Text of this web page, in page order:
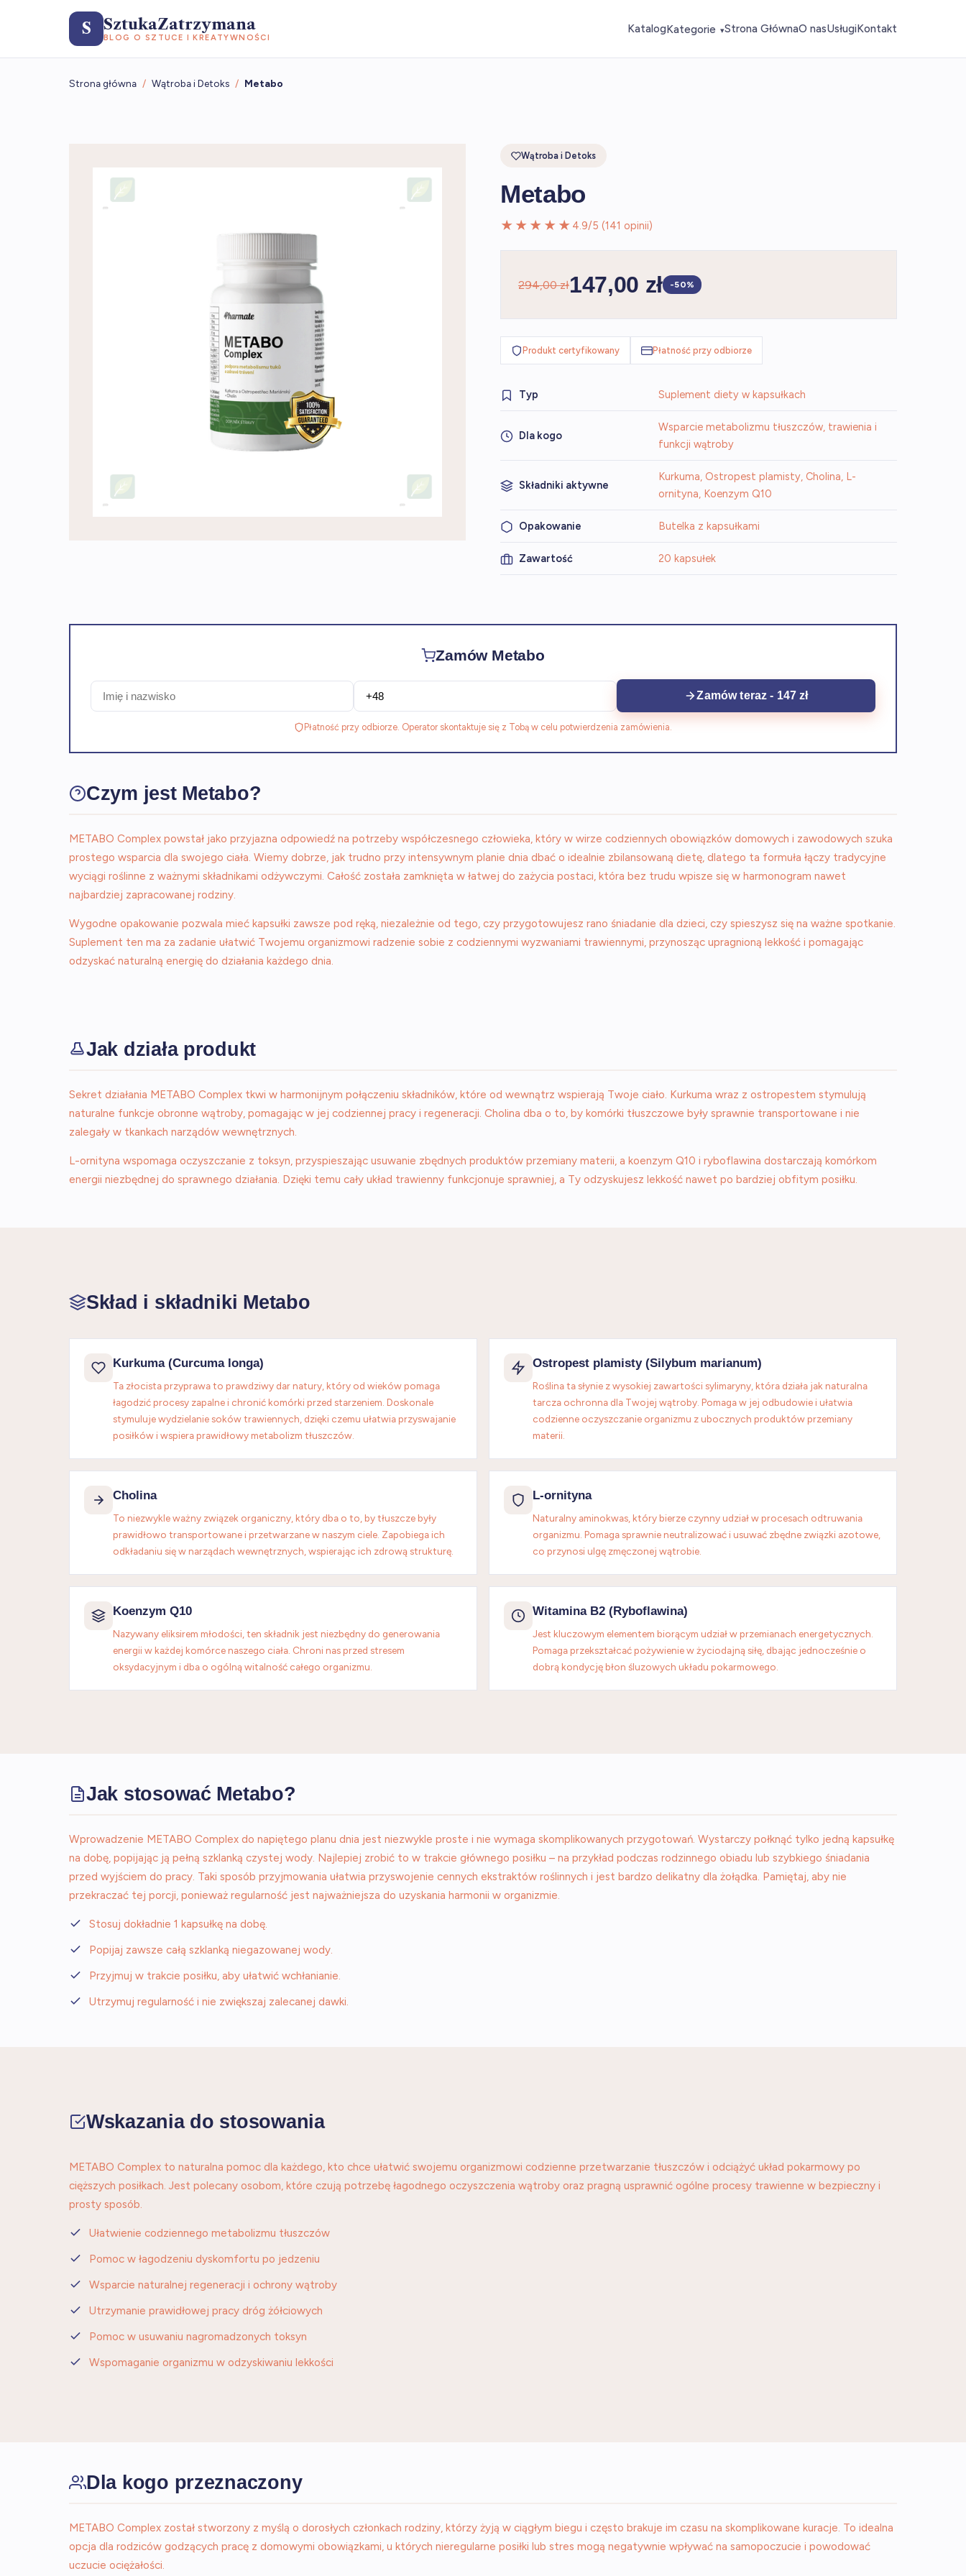
S SztukaZatrzymana
BLOG O SZTUCE I KREATYWNOŚCI
KatalogKategorie ▾Strona GłównaO nasUsługiKontakt
Strona główna / Wątroba i Detoks / Metabo
Wątroba i Detoks
Metabo
★★★★★ 4.9/5 (141 opinii)
294,00 zł147,00 zł -50%
Produkt certyfikowany Płatność przy odbiorze
Typ Suplement diety w kapsułkach
Dla kogo
Wsparcie metabolizmu tłuszczów, trawienia i
funkcji wątroby
Składniki aktywne
Kurkuma, Ostropest plamisty, Cholina, L-
ornityna, Koenzym Q10
Opakowanie Butelka z kapsułkami
Zawartość 20 kapsułek
Zamów Metabo
Zamów teraz - 147 zł
Płatność przy odbiorze. Operator skontaktuje się z Tobą w celu potwierdzenia zamówienia.
Czym jest Metabo?
METABO Complex powstał jako przyjazna odpowiedź na potrzeby współczesnego człowieka, który w wirze codziennych obowiązków domowych i zawodowych szuka
prostego wsparcia dla swojego ciała. Wiemy dobrze, jak trudno przy intensywnym planie dnia dbać o idealnie zbilansowaną dietę, dlatego ta formuła łączy tradycyjne
wyciągi roślinne z ważnymi składnikami odżywczymi. Całość została zamknięta w łatwej do zażycia postaci, która bez trudu wpisze się w harmonogram nawet
najbardziej zapracowanej rodziny.
Wygodne opakowanie pozwala mieć kapsułki zawsze pod ręką, niezależnie od tego, czy przygotowujesz rano śniadanie dla dzieci, czy spieszysz się na ważne spotkanie.
Suplement ten ma za zadanie ułatwić Twojemu organizmowi radzenie sobie z codziennymi wyzwaniami trawiennymi, przynosząc upragnioną lekkość i pomagając
odzyskać naturalną energię do działania każdego dnia.
Jak działa produkt
Sekret działania METABO Complex tkwi w harmonijnym połączeniu składników, które od wewnątrz wspierają Twoje ciało. Kurkuma wraz z ostropestem stymulują
naturalne funkcje obronne wątroby, pomagając w jej codziennej pracy i regeneracji. Cholina dba o to, by komórki tłuszczowe były sprawnie transportowane i nie
zalegały w tkankach narządów wewnętrznych.
L-ornityna wspomaga oczyszczanie z toksyn, przyspieszając usuwanie zbędnych produktów przemiany materii, a koenzym Q10 i ryboflawina dostarczają komórkom
energii niezbędnej do sprawnego działania. Dzięki temu cały układ trawienny funkcjonuje sprawniej, a Ty odzyskujesz lekkość nawet po bardziej obfitym posiłku.
Skład i składniki Metabo
Kurkuma (Curcuma longa)
Ta złocista przyprawa to prawdziwy dar natury, który od wieków pomaga
łagodzić procesy zapalne i chronić komórki przed starzeniem. Doskonale
stymuluje wydzielanie soków trawiennych, dzięki czemu ułatwia przyswajanie
posiłków i wspiera prawidłowy metabolizm tłuszczów.
Ostropest plamisty (Silybum marianum)
Roślina ta słynie z wysokiej zawartości sylimaryny, która działa jak naturalna
tarcza ochronna dla Twojej wątroby. Pomaga w jej odbudowie i ułatwia
codzienne oczyszczanie organizmu z ubocznych produktów przemiany
materii.
Cholina
To niezwykle ważny związek organiczny, który dba o to, by tłuszcze były
prawidłowo transportowane i przetwarzane w naszym ciele. Zapobiega ich
odkładaniu się w narządach wewnętrznych, wspierając ich zdrową strukturę.
L-ornityna
Naturalny aminokwas, który bierze czynny udział w procesach odtruwania
organizmu. Pomaga sprawnie neutralizować i usuwać zbędne związki azotowe,
co przynosi ulgę zmęczonej wątrobie.
Koenzym Q10
Nazywany eliksirem młodości, ten składnik jest niezbędny do generowania
energii w każdej komórce naszego ciała. Chroni nas przed stresem
oksydacyjnym i dba o ogólną witalność całego organizmu.
Witamina B2 (Ryboflawina)
Jest kluczowym elementem biorącym udział w przemianach energetycznych.
Pomaga przekształcać pożywienie w życiodajną siłę, dbając jednocześnie o
dobrą kondycję błon śluzowych układu pokarmowego.
Jak stosować Metabo?
Wprowadzenie METABO Complex do napiętego planu dnia jest niezwykle proste i nie wymaga skomplikowanych przygotowań. Wystarczy połknąć tylko jedną kapsułkę
na dobę, popijając ją pełną szklanką czystej wody. Najlepiej zrobić to w trakcie głównego posiłku – na przykład podczas rodzinnego obiadu lub szybkiego śniadania
przed wyjściem do pracy. Taki sposób przyjmowania ułatwia przyswojenie cennych ekstraktów roślinnych i jest bardzo delikatny dla żołądka. Pamiętaj, aby nie
przekraczać tej porcji, ponieważ regularność jest najważniejsza do uzyskania harmonii w organizmie.
Stosuj dokładnie 1 kapsułkę na dobę.
Popijaj zawsze całą szklanką niegazowanej wody.
Przyjmuj w trakcie posiłku, aby ułatwić wchłanianie.
Utrzymuj regularność i nie zwiększaj zalecanej dawki.
Wskazania do stosowania
METABO Complex to naturalna pomoc dla każdego, kto chce ułatwić swojemu organizmowi codzienne przetwarzanie tłuszczów i odciążyć układ pokarmowy po
cięższych posiłkach. Jest polecany osobom, które czują potrzebę łagodnego oczyszczenia wątroby oraz pragną usprawnić ogólne procesy trawienne w bezpieczny i
prosty sposób.
Ułatwienie codziennego metabolizmu tłuszczów
Pomoc w łagodzeniu dyskomfortu po jedzeniu
Wsparcie naturalnej regeneracji i ochrony wątroby
Utrzymanie prawidłowej pracy dróg żółciowych
Pomoc w usuwaniu nagromadzonych toksyn
Wspomaganie organizmu w odzyskiwaniu lekkości
Dla kogo przeznaczony
METABO Complex został stworzony z myślą o dorosłych członkach rodziny, którzy żyją w ciągłym biegu i często brakuje im czasu na skomplikowane kuracje. To idealna
opcja dla rodziców godzących pracę z domowymi obowiązkami, u których nieregularne posiłki lub stres mogą negatywnie wpływać na samopoczucie i powodować
uczucie ociężałości.